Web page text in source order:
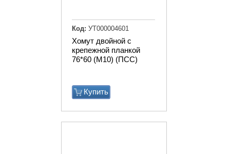
Хомут двойной с
крепежной планкой
76*60 (М10) (ПСС)
Купить
Код: УТ000004601